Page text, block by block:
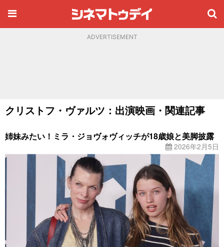
ADVERTISEMENT
クリストフ・ヴァルツ：出演映画・関連記事
姉妹みたい！ミラ・ジョヴォヴィッチが18歳娘と美脚披露
2026年2月5日